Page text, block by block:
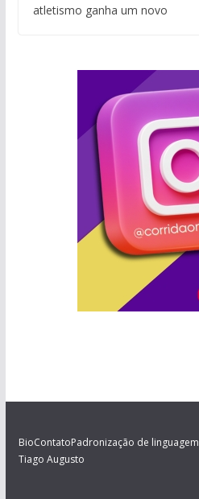
atletismo ganha um novo
BioContatoPadronização de linguagem
Tiago Augusto